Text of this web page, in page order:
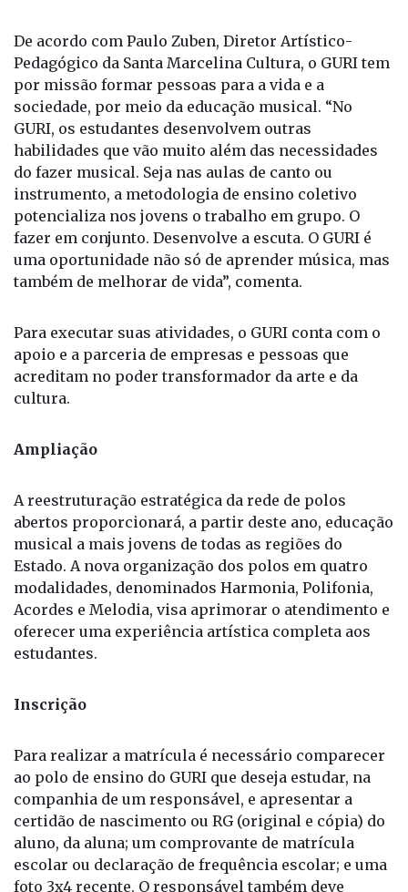
Pedagógico da Santa Marcelina Cultura, o GURI tem
por missão formar pessoas para a vida e a
sociedade, por meio da educação musical. “No
GURI, os estudantes desenvolvem outras
habilidades que vão muito além das necessidades
do fazer musical. Seja nas aulas de canto ou
instrumento, a metodologia de ensino coletivo
potencializa nos jovens o trabalho em grupo. O
fazer em conjunto. Desenvolve a escuta. O GURI é
uma oportunidade não só de aprender música, mas
também de melhorar de vida”, comenta.
apoio e a parceria de empresas e pessoas que
acreditam no poder transformador da arte e da
cultura.
abertos proporcionará, a partir deste ano, educação
musical a mais jovens de todas as regiões do
Estado. A nova organização dos polos em quatro
modalidades, denominados Harmonia, Polifonia,
Acordes e Melodia, visa aprimorar o atendimento e
oferecer uma experiência artística completa aos
estudantes.
ao polo de ensino do GURI que deseja estudar, na
companhia de um responsável, e apresentar a
certidão de nascimento ou RG (original e cópia) do
aluno, da aluna; um comprovante de matrícula
escolar ou declaração de frequência escolar; e uma
foto 3x4 recente. O responsável também deve
apresentar o RG (original e cópia) e um